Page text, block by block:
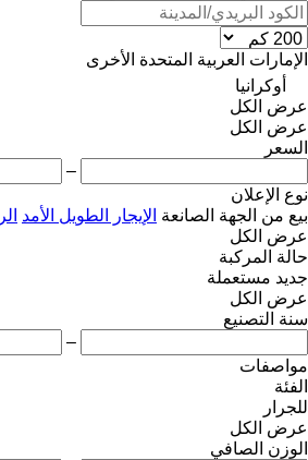
الإمارات العربية المتحدة الأخرى
أوكرانيا
عرض الكل
عرض الكل
السعر
–
نوع الإعلان
بيع من الجهة الصانعة الإيجار الطويل الأمد
عرض الكل
حالة المركبة
جديد مستعملة
عرض الكل
سنة التصنيع
–
مواصفات
الفئة
للجرار
عرض الكل
الوزن الصافي